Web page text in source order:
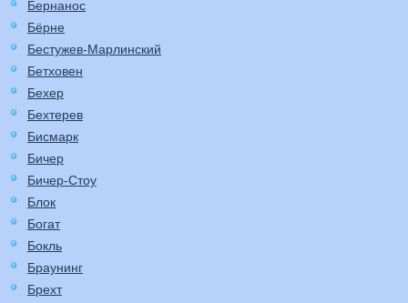
Бернанос
Бёрне
Бестужев-Марлинский
Бетховен
Бехер
Бехтерев
Бисмарк
Бичер
Бичер-Стоу
Блок
Богат
Бокль
Браунинг
Брехт